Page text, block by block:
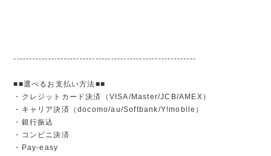
----------------------------------------------------------
■■選べるお支払い方法■■
・クレジットカード決済（VISA/Master/JCB/AMEX）
・キャリア決済（docomo/au/Softbank/Y!mobile）
・銀行振込
・コンビニ決済
・Pay-easy